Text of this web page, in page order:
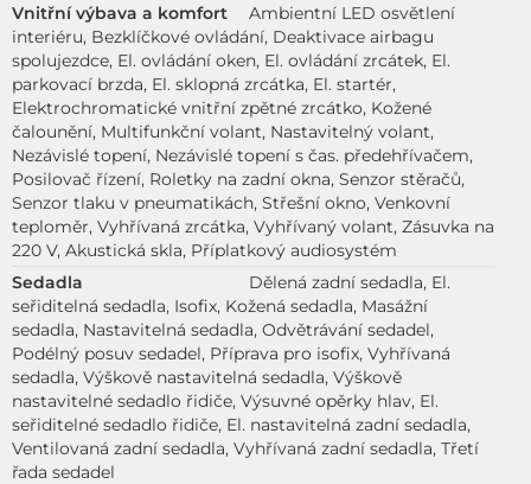
Vnitřní výbava a komfort
Ambientní LED osvětlení
interiéru, Bezklíčkové ovládání, Deaktivace airbagu
spolujezdce, El. ovládání oken, El. ovládání zrcátek, El.
parkovací brzda, El. sklopná zrcátka, El. startér,
Elektrochromatické vnitřní zpětné zrcátko, Kožené
čalounění, Multifunkční volant, Nastavitelný volant,
Nezávislé topení, Nezávislé topení s čas. předehřívačem,
Posilovač řízení, Roletky na zadní okna, Senzor stěračů,
Senzor tlaku v pneumatikách, Střešní okno, Venkovní
teploměr, Vyhřívaná zrcátka, Vyhřívaný volant, Zásuvka na
220 V, Akustická skla, Příplatkový audiosystém
Sedadla
Dělená zadní sedadla, El.
seřiditelná sedadla, Isofix, Kožená sedadla, Masážní
sedadla, Nastavitelná sedadla, Odvětrávání sedadel,
Podélný posuv sedadel, Příprava pro isofix, Vyhřívaná
sedadla, Výškově nastavitelná sedadla, Výškově
nastavitelné sedadlo řidiče, Výsuvné opěrky hlav, El.
seřiditelné sedadlo řidiče, El. nastavitelná zadní sedadla,
Ventilovaná zadní sedadla, Vyhřívaná zadní sedadla, Třetí
řada sedadel